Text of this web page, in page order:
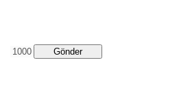
Gönder